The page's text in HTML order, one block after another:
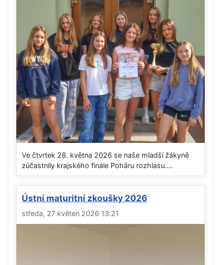
Ve čtvrtek 28. května 2026 se naše mladší žákyně
zúčastnily krajského finále Poháru rozhlasu....
Ústní maturitní zkoušky 2026
středa, 27 květen 2026 13:21